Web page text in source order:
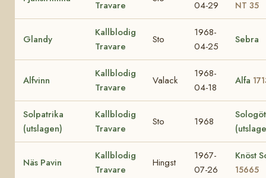
Travare
04-29
NT 35
Glandy
Kallblodig
Travare
Sto
1968-
04-25
Sebra
Alfvinn
Kallblodig
Travare
Valack
1968-
04-18
Alfa
Solpatrika
(utslagen)
Kallblodig
Travare
Sto 1968
Näs Pavin
Kallblodig
Travare
Hingst
1967-
07-26
Knöst
15665